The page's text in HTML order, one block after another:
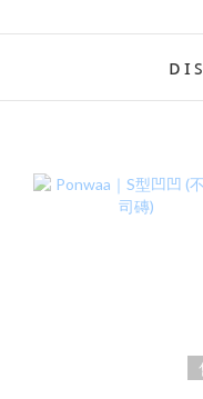
ᴅ ɪ